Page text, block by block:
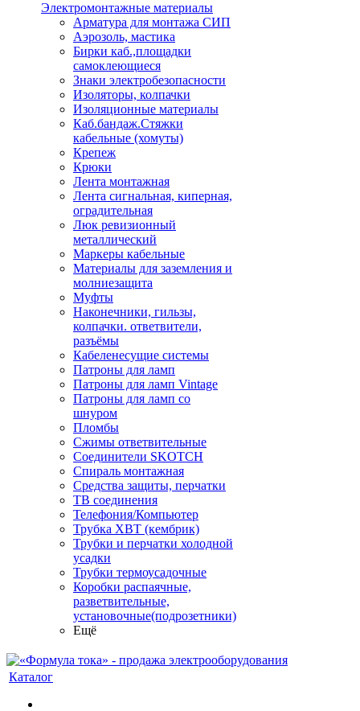
Электромонтажные материалы
Арматура для монтажа СИП
Аэрозоль, мастика
Бирки каб.,площадки
самоклеющиеся
Знаки электробезопасности
Изоляторы, колпачки
Изоляционные материалы
Каб.бандаж.Стяжки
кабельные (хомуты)
Крепеж
Крюки
Лента монтажная
Лента сигнальная, киперная,
оградительная
Люк ревизионный
металлический
Маркеры кабельные
Материалы для заземления и
молниезащита
Муфты
Наконечники, гильзы,
колпачки. ответвители,
разъёмы
Кабеленесущие системы
Патроны для ламп
Патроны для ламп Vintage
Патроны для ламп со
шнуром
Пломбы
Сжимы ответвительные
Соединители SKOTCH
Спираль монтажная
Средства защиты, перчатки
ТВ соединения
Телефония/Компьютер
Трубка ХВТ (кембрик)
Трубки и перчатки холодной
усадки
Трубки термоусадочные
Коробки распаячные,
разветвительные,
установочные(подрозетники)
Ещё
Каталог